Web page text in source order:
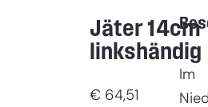
Jäter 14cm
linkshändig
€ 64,51
Im